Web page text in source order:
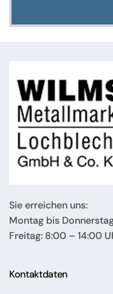
Sie erreichen uns:
Montag bis
Freitag: 8:00 – 14:00
Kontaktdaten